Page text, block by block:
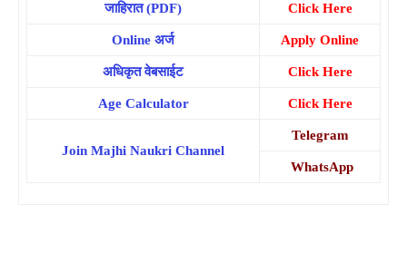
जाहिरात (PDF) Click Here
Online अर्ज Apply Online
अधिकृत वेबसाईट Click Here
Age Calculator Click Here
Join Majhi Naukri Channel
Telegram
WhatsApp